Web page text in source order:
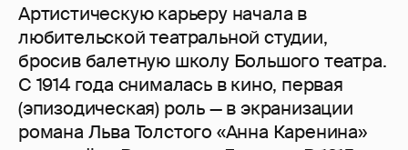
Артистическую карьеру начала в
любительской театральной студии,
бросив балетную школу Большого театра.
С 1914 года снималась в кино, первая
(эпизодическая) роль — в экранизации
романа Льва Толстого «Анна Каренина»